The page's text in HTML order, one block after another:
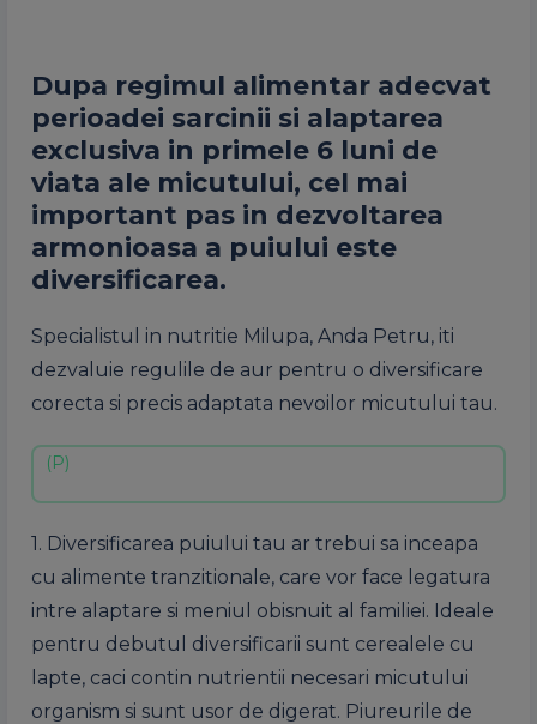
Dupa regimul alimentar adecvat
perioadei sarcinii si alaptarea
exclusiva in primele 6 luni de
viata ale micutului, cel mai
important pas in dezvoltarea
armonioasa a puiului este
diversificarea.
Specialistul in nutritie Milupa, Anda Petru, iti
dezvaluie regulile de aur pentru o diversificare
corecta si precis adaptata nevoilor micutului tau.
1. Diversificarea puiului tau ar trebui sa inceapa
cu alimente tranzitionale, care vor face legatura
intre alaptare si meniul obisnuit al familiei. Ideale
pentru debutul diversificarii sunt cerealele cu
lapte, caci contin nutrientii necesari micutului
organism si sunt usor de digerat. Piureurile de